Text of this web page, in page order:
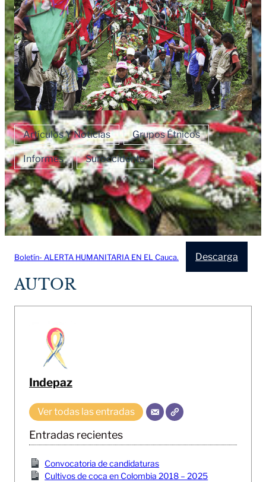
Artículos Y Noticias Grupos Étnicos
Informes Suroccidente
Boletín- ALERTA HUMANITARIA EN EL Cauca. Descarga
AUTOR
Indepaz
Ver todas las entradas
Entradas recientes
Convocatoria de candidaturas
Cultivos de coca en Colombia 2018 – 2025